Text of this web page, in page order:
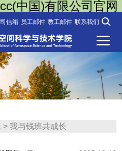
中国)有限公司官网
信箱 员工邮件 教工邮件 联系我们
>我与钱班共成长